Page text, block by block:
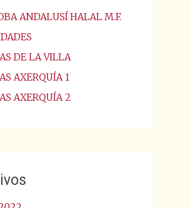
ANDALUSÍ HALAL M.F.
DE LA VILLA
AXERQUÍA 1
AXERQUÍA 2